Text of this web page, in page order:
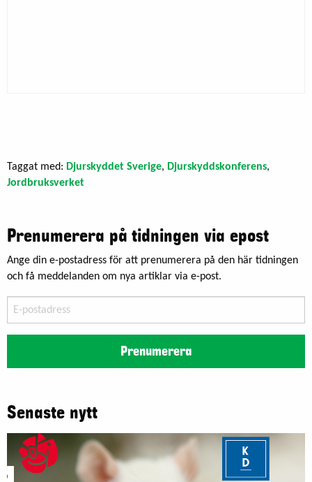
Taggat med: Djurskyddet Sverige, Djurskyddskonferens,
Jordbruksverket
Prenumerera på tidningen via epost
Ange din e-postadress för att prenumerera på den här tidningen
och få meddelanden om nya artiklar via e-post.
postadress
Prenumerera
Senaste nytt